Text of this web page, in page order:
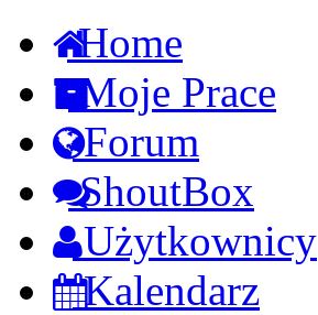
Home
Moje Prace
Forum
ShoutBox
Użytkownicy
Kalendarz